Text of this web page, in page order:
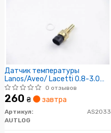
Датчик температуры
Lanos/Aveo/ Lacetti 0.8-3.0
89-
0 отзывов
260 ₴ завтра
Артикул:
AS2033
AUTLOG